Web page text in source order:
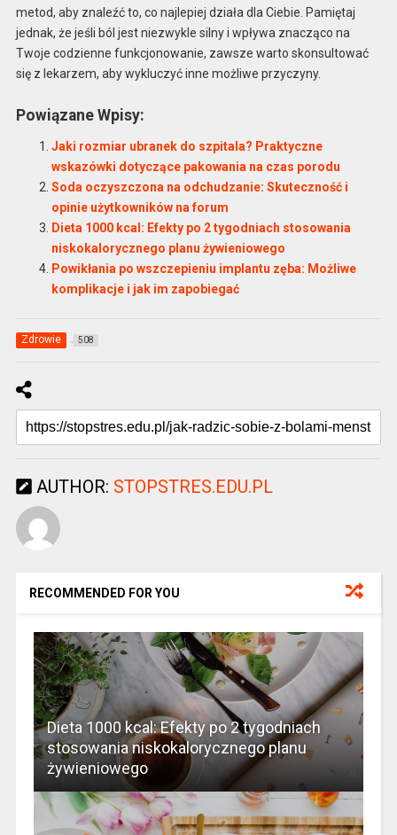
metod, aby znaleźć to, co najlepiej działa dla Ciebie. Pamiętaj
jednak, że jeśli ból jest niezwykle silny i wpływa znacząco na
Twoje codzienne funkcjonowanie, zawsze warto skonsultować
się z lekarzem, aby wykluczyć inne możliwe przyczyny.
Powiązane Wpisy:
Jaki rozmiar ubranek do szpitala? Praktyczne
wskazówki dotyczące pakowania na czas porodu
Soda oczyszczona na odchudzanie: Skuteczność i
opinie użytkowników na forum
Dieta 1000 kcal: Efekty po 2 tygodniach stosowania
niskokalorycznego planu żywieniowego
Powikłania po wszczepieniu implantu zęba: Możliwe
komplikacje i jak im zapobiegać
Zdrowie 508
AUTHOR: STOPSTRES.EDU.PL
RECOMMENDED FOR YOU
Dieta 1000 kcal: Efekty po 2 tygodniach
stosowania niskokalorycznego planu
żywieniowego